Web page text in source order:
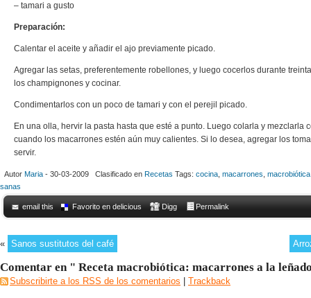
– tamari a gusto
Preparación:
Calentar el aceite y añadir el ajo previamente picado.
Agregar las setas, preferentemente robellones, y luego cocerlos durante
los champignones y cocinar.
Condimentarlos con un poco de tamari y con el perejil picado.
En una olla, hervir la pasta hasta que esté a punto. Luego colarla y mezclarla
cuando los macarrones estén aún muy calientes. Si lo desea, agregar los
servir.
Autor Maria - 30-03-2009 Clasificado en Recetas Tags: cocina macarrones macrobiótica
sanas
email this Favorito en delicious Digg Permalink
« Sanos sustitutos del café
Comentar en " Receta macrobiótica: macarrones a la
Subscribirte a los RSS de los comentarios Trackback